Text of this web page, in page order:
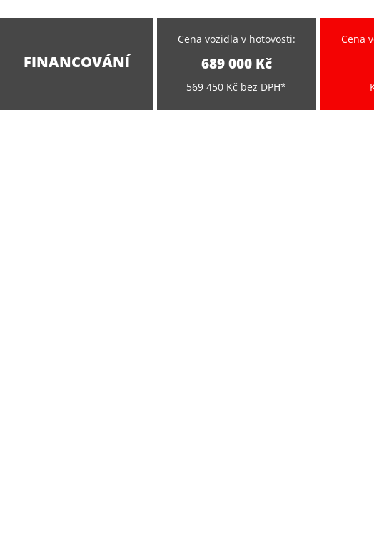
FINANCOVÁNÍ
Cena vozidla v hotovosti:
689 000 Kč
569 450 Kč bez DPH*
Cena